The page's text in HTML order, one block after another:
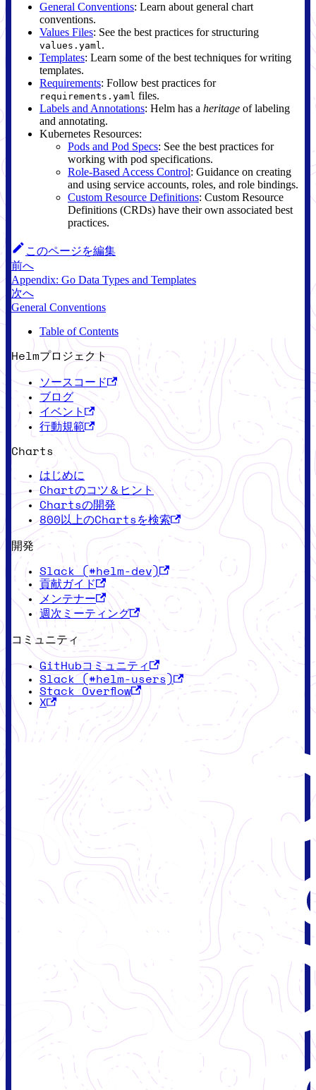
General Conventions: Learn about general chart
conventions.
Values Files: See the best practices for structuring
values.yaml.
Templates: Learn some of the best techniques for writing
templates.
Requirements: Follow best practices for
requirements.yaml files.
Labels and Annotations: Helm has a heritage of labeling
and annotating.
Kubernetes Resources:
Pods and Pod Specs: See the best practices for
working with pod specifications.
Role-Based Access Control: Guidance on creating
and using service accounts, roles, and role bindings.
Custom Resource Definitions: Custom Resource
Definitions (CRDs) have their own associated best
practices.
このページを編集
前へ
Appendix: Go Data Types and Templates
次へ
General Conventions
Table of Contents
Helmプロジェクト
ソースコード
ブログ
イベント
行動規範
Charts
はじめに
Chartのコツ＆ヒント
Chartsの開発
800以上のChartsを検索
開発
Slack (#helm-dev)
貢献ガイド
メンテナー
週次ミーティング
コミュニティ
GitHubコミュニティ
Slack (#helm-users)
Stack Overflow
X